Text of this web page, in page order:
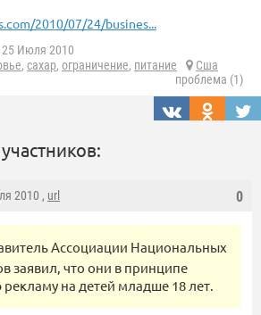
2010/07/24/busines...
25 Июля 2010
, сахар, ограничение, питание
Сша
проблема (1)
0
2010 , url
Ассоциации Национальных
заявил, что они в принципе
на детей младше 18 лет.